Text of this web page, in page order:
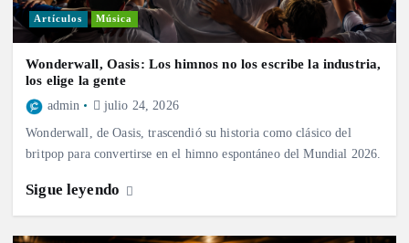
Artículos Música
Wonderwall, Oasis: Los himnos no los escribe la industria,
los elige la gente
admin julio 24, 2026
Wonderwall, de Oasis, trascendió su historia como clásico del
britpop para convertirse en el himno espontáneo del Mundial 2026.
Sigue leyendo